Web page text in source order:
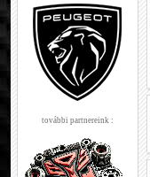
további partnereink :